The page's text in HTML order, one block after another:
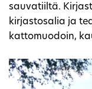
sauvatiiltä.
kirjastosalia ja
kattomuodoin,